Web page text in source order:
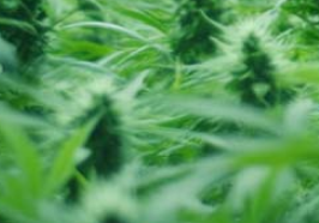
Medizinisches Cannabis
Cannabinoide
THC